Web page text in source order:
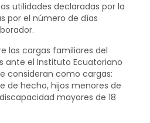
utilidades declaradas por la
por el número de días
las cargas familiares del
ante el Instituto Ecuatoriano
consideran como cargas:
de hecho, hijos menores de
mayores de 18